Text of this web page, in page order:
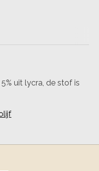
uit lycra, de stof is